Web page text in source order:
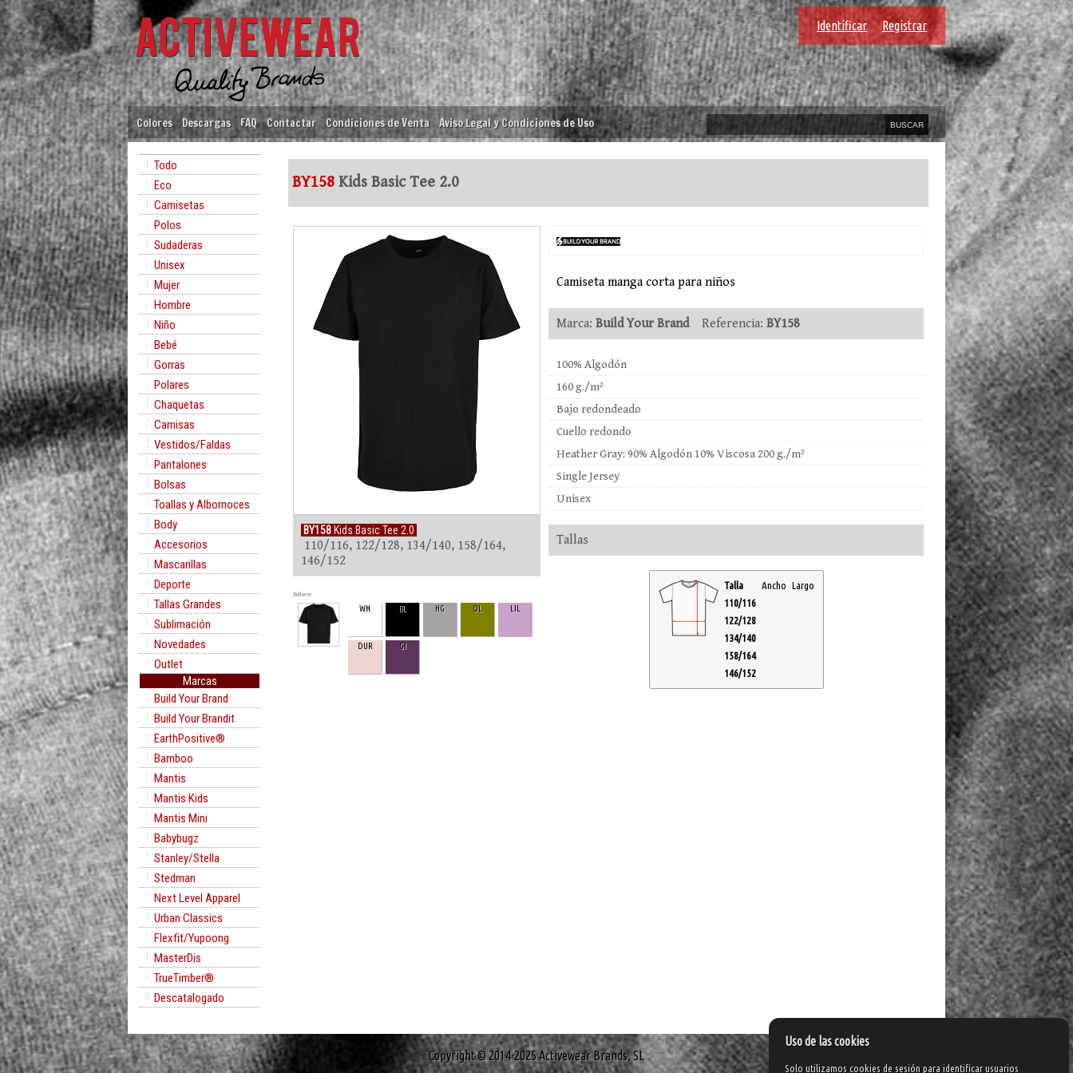
Identificar Registrar
Colores Descargas FAQ Contactar Condiciones de Venta Aviso Legal y Condiciones de Uso
Todo
Eco
Camisetas
Polos
Sudaderas
Unisex
Mujer
Hombre
Niño
Bebé
Gorras
Polares
Chaquetas
Camisas
Vestidos/Faldas
Pantalones
Bolsas
Toallas y Albornoces
Body
Accesorios
Mascarillas
Deporte
Tallas Grandes
Sublimación
Novedades
Outlet
Marcas
Build Your Brand
Build Your Brandit
EarthPositive®
Bamboo
Mantis
Mantis Kids
Mantis Mini
Babybugz
Stanley/Stella
Stedman
Next Level Apparel
Urban Classics
Flexfit/Yupoong
MasterDis
TrueTimber®
Descatalogado
BY158 Kids Basic Tee 2.0
BY158 Kids Basic Tee 2.0
110/116, 122/128, 134/140, 158/164,
146/152
Rollover
WH BL HG OL LIL
DUR GI
Camiseta manga corta para niños
Marca: Build Your BrandReferencia: BY158
100% Algodón
160 g./m²
Bajo redondeado
Cuello redondo
Heather Gray: 90% Algodón 10% Viscosa 200 g./m²
Single Jersey
Unisex
Tallas
Talla Ancho Largo
110/116
122/128
134/140
158/164
146/152
Copyright © 2014-2025 Activewear Brands, SL
Uso de las cookies
Solo utilizamos cookies de sesión para identificar usuarios